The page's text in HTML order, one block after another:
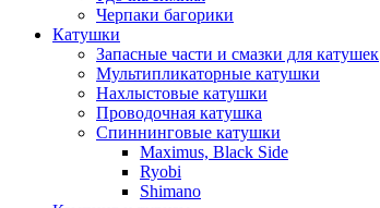
Черпаки багорики
Катушки
Запасные части и смазки для катушек
Мультипликаторные катушки
Нахлыстовые катушки
Проводочная катушка
Спиннинговые катушки
Maximus, Black Side
Ryobi
Shimano